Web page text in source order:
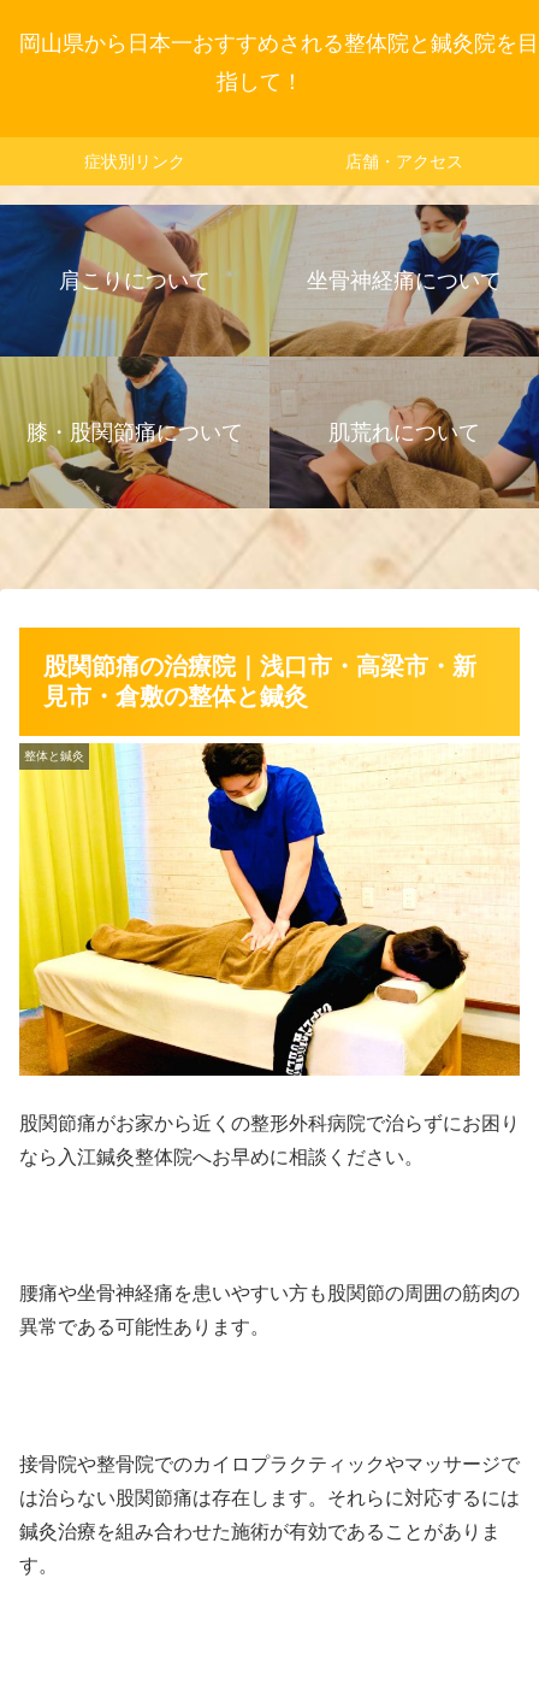
岡山県から日本一おすすめされる整体院と鍼灸院を目
指して！
症状別リンク 店舗・アクセス
肩こりについて 坐骨神経痛について
膝・股関節痛について 肌荒れについて
股関節痛の治療院｜浅口市・高梁市・新
見市・倉敷の整体と鍼灸
整体と鍼灸
股関節痛がお家から近くの整形外科病院で治らずにお困り
なら入江鍼灸整体院へお早めに相談ください。
腰痛や坐骨神経痛を患いやすい方も股関節の周囲の筋肉の
異常である可能性あります。
接骨院や整骨院でのカイロプラクティックやマッサージで
は治らない股関節痛は存在します。それらに対応するには
鍼灸治療を組み合わせた施術が有効であることがありま
す。